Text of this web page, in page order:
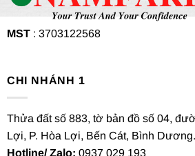
MST: 3703122568
CHI NHÁNH 1
Thửa đất số 883, tờ bản đồ số 04,
Lợi, P. Hòa Lợi, Bến Cát, Bình Dương.
Hotline/ Zalo: 0937 029 193